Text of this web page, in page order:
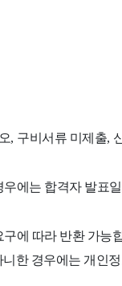
, 구비서류 미제출,
에는 합격자 발표
에 따라 반환 가능
한 경우에는 개인